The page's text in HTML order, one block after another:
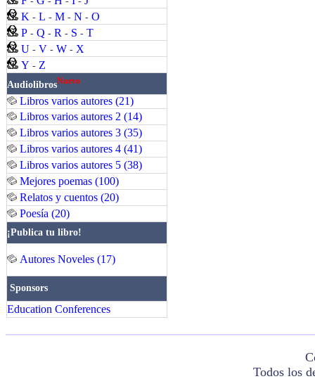
K - L - M - N - O
P - Q - R - S - T
U - V - W - X
Y - Z
AudiolibrosNuevo
Libros varios autores (21)
Libros varios autores 2 (14)
Libros varios autores 3 (35)
Libros varios autores 4 (41)
Libros varios autores 5 (38)
Mejores poemas (100)
Relatos y cuentos (20)
Poesía (20)
¡Publica tu libro!
Autores Noveles (17)
Sponsors
Education Conferences
Todos los